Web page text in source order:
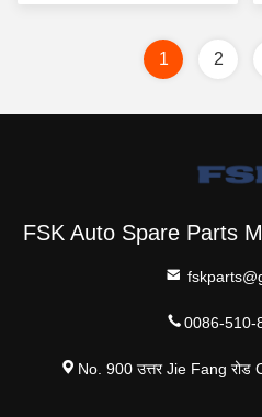
1 2
FSK Auto Spare Parts
0086-510-
No. 900 उत्तर Jie Fang रोड